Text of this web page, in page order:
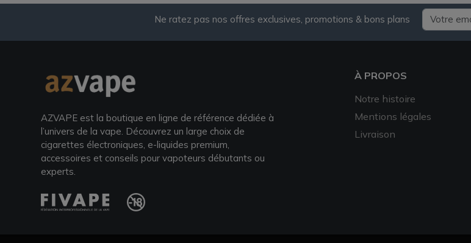
Ne ratez pas nos offres exclusives, promotions & bons plans
AZVAPE est la boutique en ligne de référence dédiée à
l’univers de la vape. Découvrez un large choix de
cigarettes électroniques, e-liquides premium,
accessoires et conseils pour vapoteurs débutants ou
experts.
À PROPOS
Notre histoire
Mentions légales
Livraison